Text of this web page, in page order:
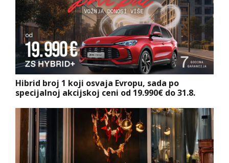
Hibrid broj 1 koji osvaja Evropu, sada po
specijalnoj akcijskoj ceni od 19.990€ do 31.8.